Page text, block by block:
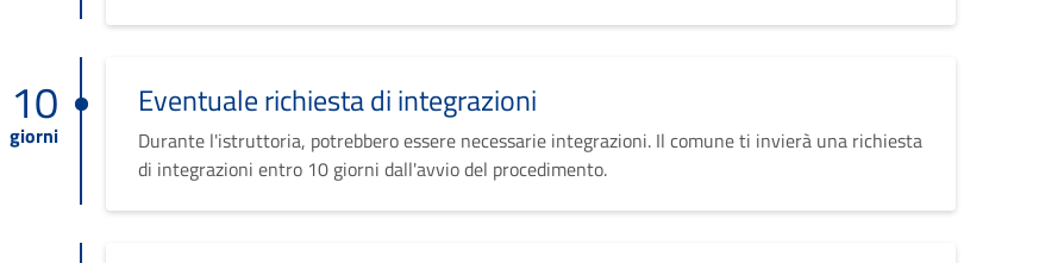
10
giorni
Eventuale richiesta di integrazioni
Durante l'istruttoria, potrebbero essere necessarie integrazioni. Il comune ti invierà una richiesta
di integrazioni entro 10 giorni dall'avvio del procedimento.